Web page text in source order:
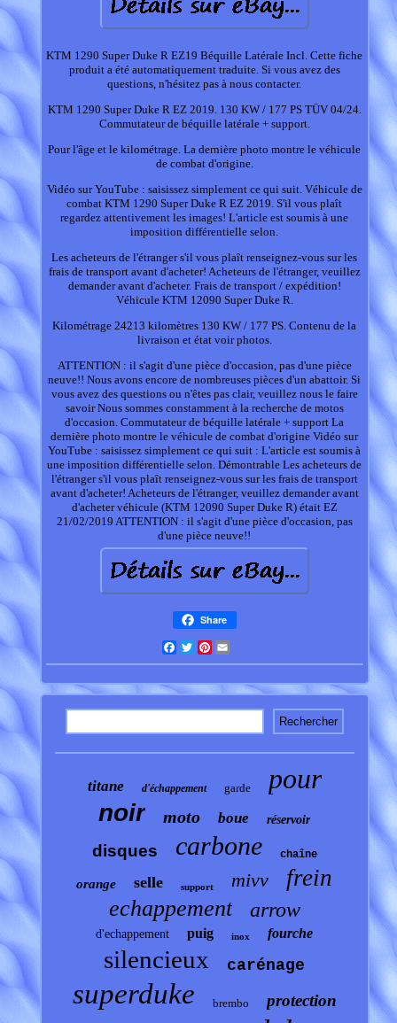
KTM 1290 Super Duke R EZ19 Béquille Latérale Incl. Cette fiche
produit a été automatiquement traduite. Si vous avez des
questions, n'hésitez pas à nous contacter.
KTM 1290 Super Duke R EZ 2019. 130 KW / 177 PS TÜV 04/24.
Commutateur de béquille latérale + support.
Pour l'âge et le kilométrage. La dernière photo montre le véhicule
de combat d'origine.
Vidéo sur YouTube : saisissez simplement ce qui suit. Véhicule de
combat KTM 1290 Super Duke R EZ 2019. S'il vous plaît
regardez attentivement les images! L'article est soumis à une
imposition différentielle selon.
Les acheteurs de l'étranger s'il vous plaît renseignez-vous sur les
frais de transport avant d'acheter! Acheteurs de l'étranger, veuillez
demander avant d'acheter. Frais de transport / expédition!
Véhicule KTM 12090 Super Duke R.
Kilométrage 24213 kilomètres 130 KW / 177 PS. Contenu de la
livraison et état voir photos.
ATTENTION : il s'agit d'une pièce d'occasion, pas d'une pièce
neuve!! Nous avons encore de nombreuses pièces d'un abattoir. Si
vous avez des questions ou n'êtes pas clair, veuillez nous le faire
savoir Nous sommes constamment à la recherche de motos
d'occasion. Commutateur de béquille latérale + support La
dernière photo montre le véhicule de combat d'origine Vidéo sur
YouTube : saisissez simplement ce qui suit : L'article est soumis à
une imposition différentielle selon. Démontrable Les acheteurs de
l'étranger s'il vous plaît renseignez-vous sur les frais de transport
avant d'acheter! Acheteurs de l'étranger, veuillez demander avant
d'acheter véhicule (KTM 12090 Super Duke R) était EZ
21/02/2019 ATTENTION : il s'agit d'une pièce d'occasion, pas
d'une pièce neuve!!
Share
Facebook
TwitterPinterest
titane d'échappement garde pour
noir moto boue réservoir
disques carbone chaîne
orange selle support mivv frein
echappement arrow
d'echappement puig inox fourche
silencieux carénage
superduke brembo protection